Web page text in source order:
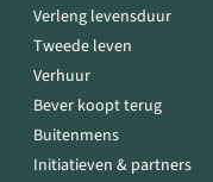
Verleng levensduur
Tweede leven
Verhuur
Bever koopt terug
Buitenmens
Initiatieven & partners